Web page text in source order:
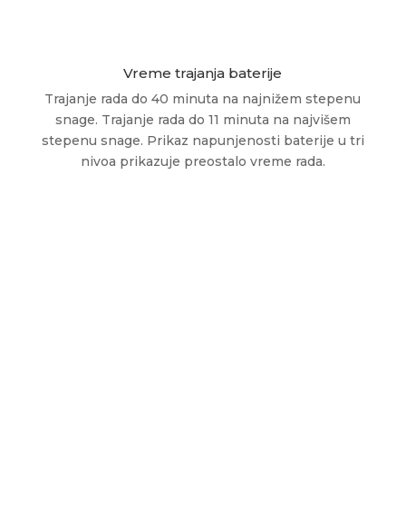
Vreme trajanja baterije
Trajanje rada do 40 minuta na najnižem stepenu
snage. Trajanje rada do 11 minuta na najvišem
stepenu snage. Prikaz napunjenosti baterije u tri
nivoa prikazuje preostalo vreme rada.